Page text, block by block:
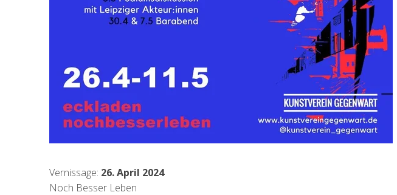
Vernissage: 26. April 2024
Noch Besser Leben